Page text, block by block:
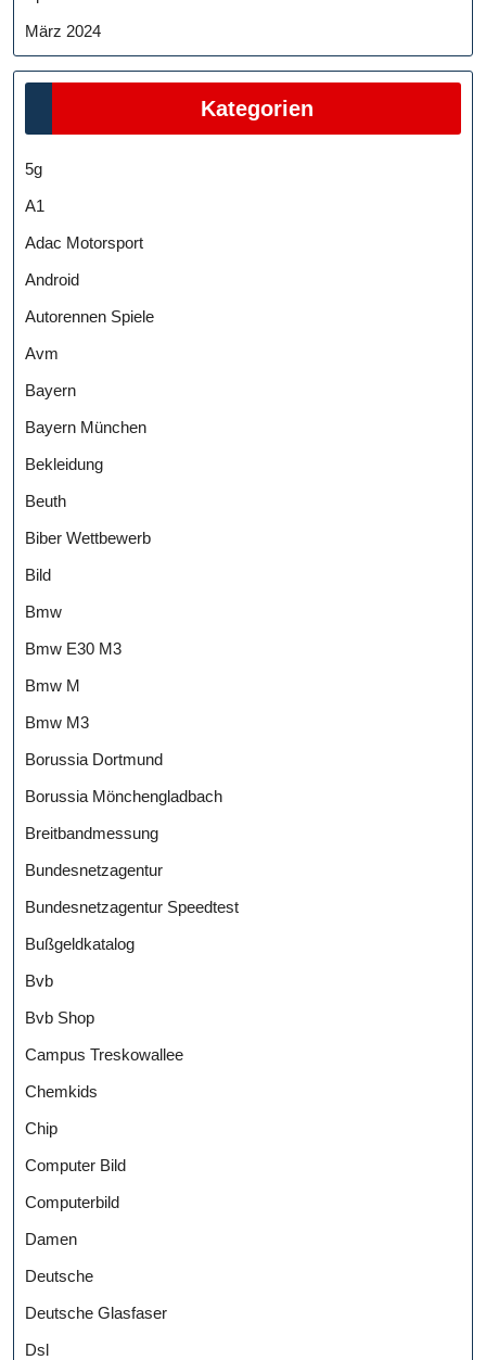
März 2024
Kategorien
5g
A1
Adac Motorsport
Android
Autorennen Spiele
Avm
Bayern
Bayern München
Bekleidung
Beuth
Biber Wettbewerb
Bild
Bmw
Bmw E30 M3
Bmw M
Bmw M3
Borussia Dortmund
Borussia Mönchengladbach
Breitbandmessung
Bundesnetzagentur
Bundesnetzagentur Speedtest
Bußgeldkatalog
Bvb
Bvb Shop
Campus Treskowallee
Chemkids
Chip
Computer Bild
Computerbild
Damen
Deutsche
Deutsche Glasfaser
Dsl